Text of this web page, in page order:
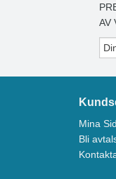
AV
Mina
Bli